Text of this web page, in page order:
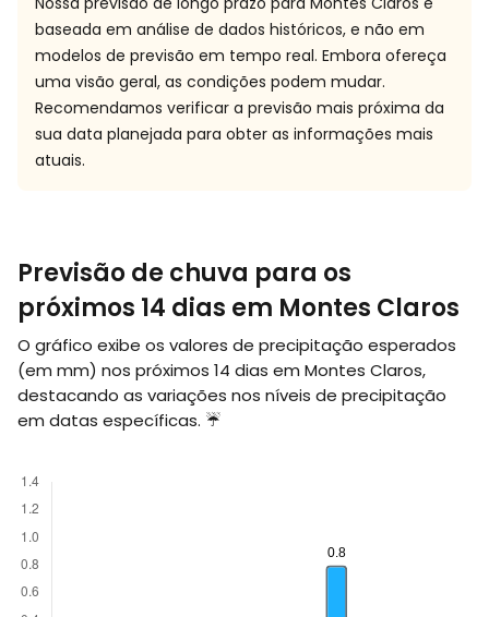
baseada em análise de dados históricos, e não em
modelos de previsão em tempo real. Embora ofereça
uma visão geral, as condições podem mudar.
Recomendamos verificar a previsão mais próxima da
sua data planejada para obter as informações mais
atuais.
Previsão de chuva para os
próximos 14 dias em Montes Claros
O gráfico exibe os valores de precipitação esperados
(em mm) nos próximos 14 dias em Montes Claros,
destacando as variações nos níveis de precipitação
em datas específicas. ☔